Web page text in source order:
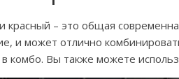
красный – это общая
и может отлично
комбо. Вы также можете